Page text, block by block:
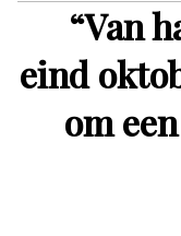
“Van
eind
om